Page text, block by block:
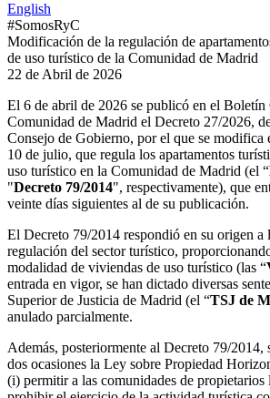
English
#SomosRyC
Modificación de la regulación de
de uso turístico de la Comunidad de Madrid
22 de Abril de 2026
El 6 de abril de 2026 se publicó en el
Comunidad de Madrid el Decreto 27/2026,
Consejo de Gobierno, por el que se modifica
10 de julio, que regula los apartamentos
uso turístico en la Comunidad de Madrid (el “
"Decreto 79/2014", respectivamente), que
veinte días siguientes al de su publicación.
El Decreto 79/2014 respondió en su origen a
regulación del sector turístico,
modalidad de viviendas de uso turístico (las “
entrada en vigor, se han dictado diversas
Superior de Justicia de Madrid (el “TSJ de
anulado parcialmente.
Además, posteriormente al Decreto 79/2014,
dos ocasiones la Ley sobre Propiedad
(i) permitir a las comunidades de